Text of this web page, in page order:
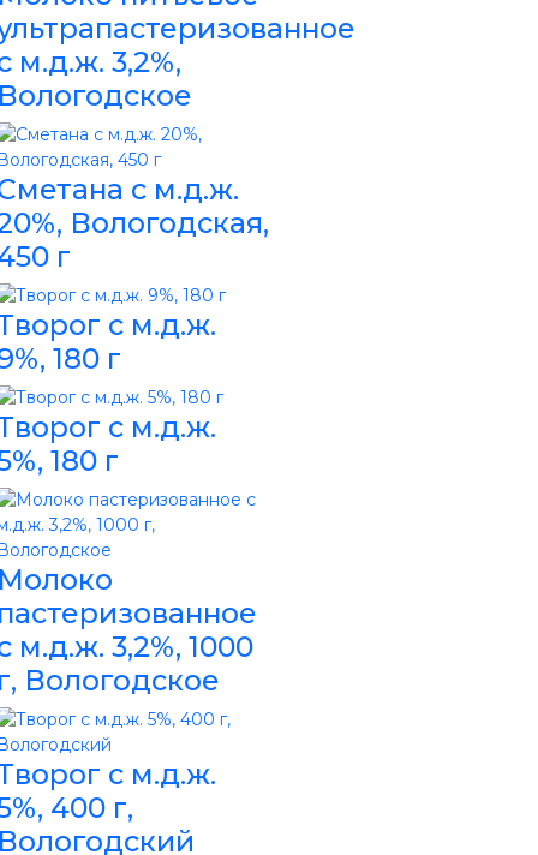
м.д.ж. 3,2%,
с м.д.ж.
Вологодская,
г
с м.д.ж.
180 г
с м.д.ж.
180 г
м.д.ж. 3,2%, 1000
Вологодское
с м.д.ж.
400 г,